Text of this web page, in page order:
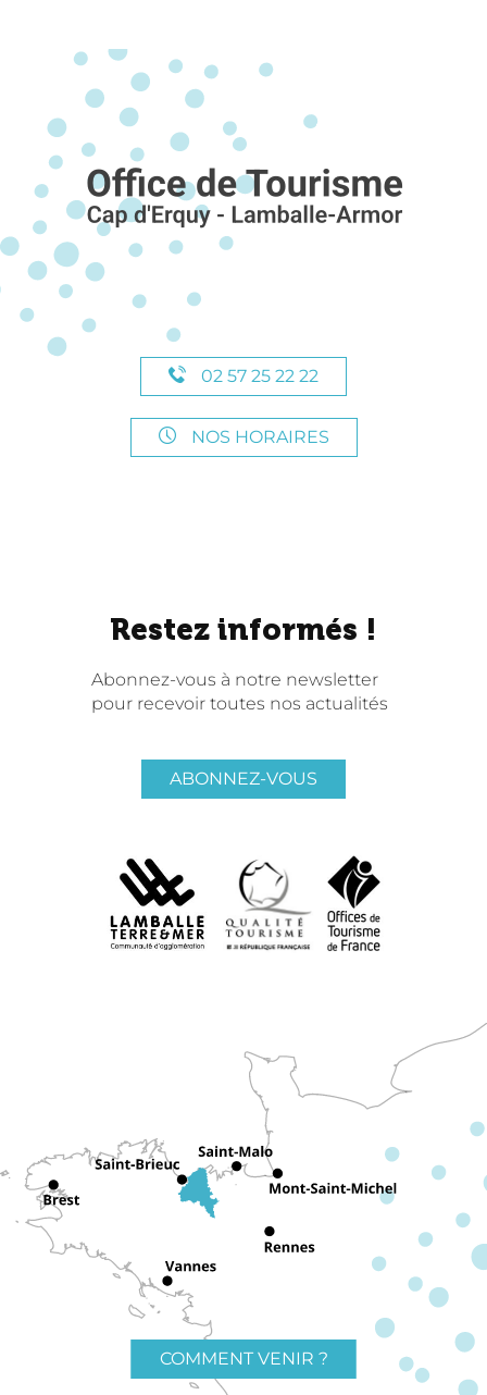
02 57 25 22 22
NOS HORAIRES
Restez informés !
Abonnez-vous à notre newsletter
pour recevoir toutes nos actualités
ABONNEZ-VOUS
COMMENT VENIR ?